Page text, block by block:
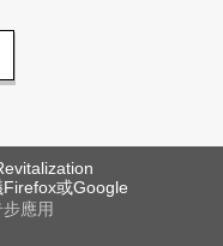
或Google
應用